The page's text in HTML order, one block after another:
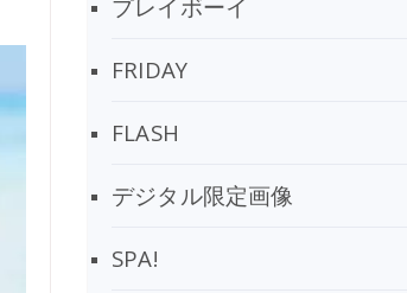
プレイボーイ
FRIDAY
FLASH
デジタル限定画像
SPA!